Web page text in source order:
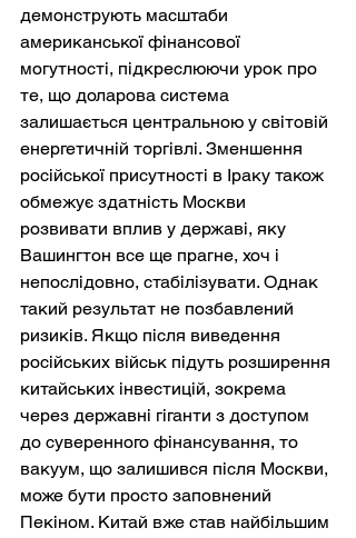
демонструють масштаби
американської фінансової
могутності, підкреслюючи урок про
те, що доларова система
залишається центральною у світовій
енергетичній торгівлі. Зменшення
російської присутності в Іраку також
обмежує здатність Москви
розвивати вплив у державі, яку
Вашингтон все ще прагне, хоч і
непослідовно, стабілізувати. Однак
такий результат не позбавлений
ризиків. Якщо після виведення
російських військ підуть розширення
китайських інвестицій, зокрема
через державні гіганти з доступом
до суверенного фінансування, то
вакуум, що залишився після Москви,
може бути просто заповнений
Пекіном. Китай вже став найбільшим